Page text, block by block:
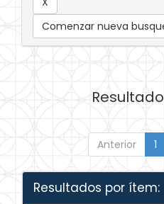
Comenzar nueva
Anterior 1
Resultados por ítem: